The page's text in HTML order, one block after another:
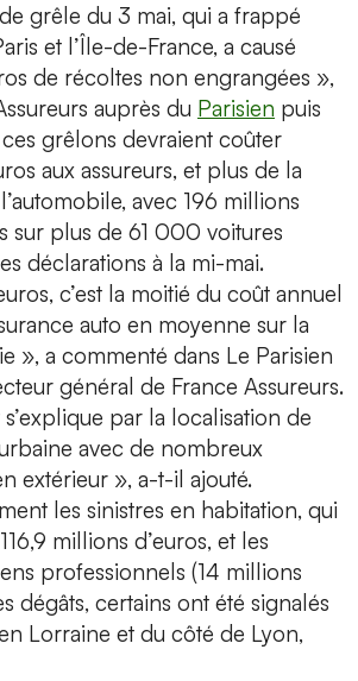
grêle du 3 mai, qui a frappé
et l’Île-de-France, a causé
de récoltes non engrangées »,
auprès du Parisien puis
ces grêlons devraient coûter
aux assureurs, et plus de la
avec 196 millions
sur plus de 61 000 voitures
déclarations à la mi-mai.
c’est la moitié du coût annuel
auto en moyenne sur la
», a commenté dans Le Parisien
général de France Assureurs.
par la localisation de
avec de nombreux
extérieur », a-t-il ajouté.
les sinistres en habitation, qui
millions d’euros, et les
professionnels (14 millions
dégâts, certains ont été signalés
Lorraine et du côté de Lyon,